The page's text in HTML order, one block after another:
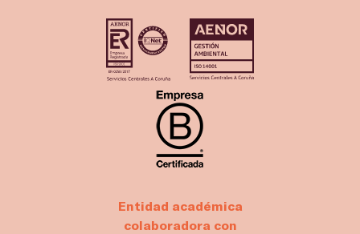
Entidad académica
colaboradora con